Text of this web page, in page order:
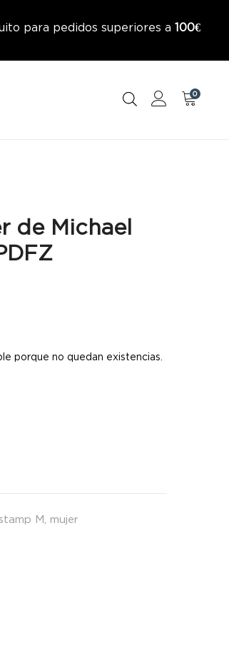
para pedidos superiores a 100€
0
de Michael
porque no quedan existencias.
M mujer